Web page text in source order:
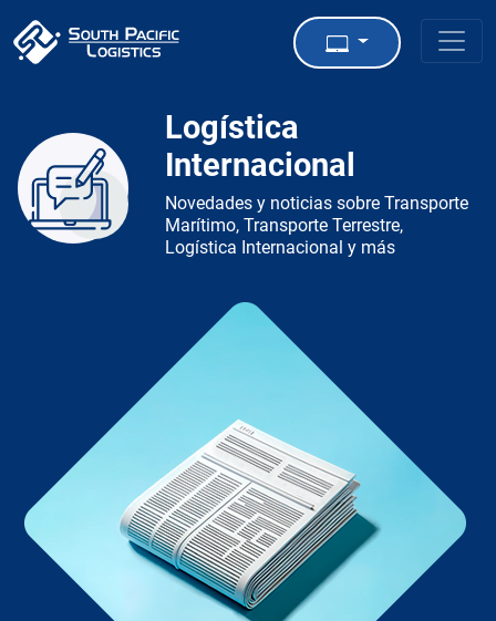
Logística
Internacional
Novedades y noticias sobre Transporte
Marítimo, Transporte Terrestre,
Logística Internacional y más